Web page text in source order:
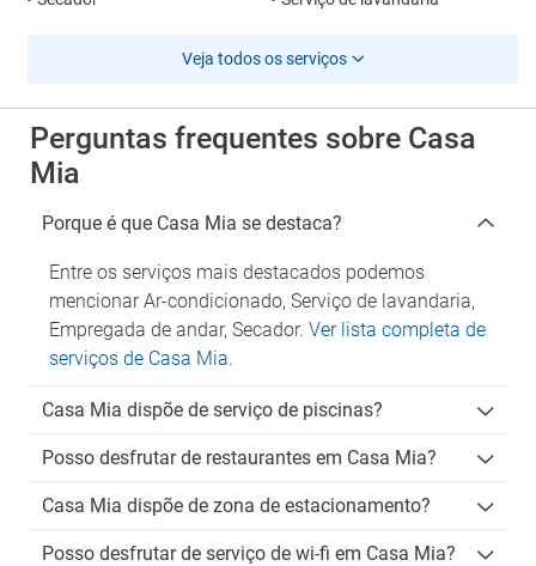
Veja todos os serviços
Perguntas frequentes sobre Casa
Mia
Porque é que Casa Mia se destaca?
Entre os serviços mais destacados podemos
mencionar Ar-condicionado, Serviço de lavandaria,
Empregada de andar, Secador. Ver lista completa de
serviços de Casa Mia.
Casa Mia dispõe de serviço de piscinas?
Posso desfrutar de restaurantes em Casa Mia?
Casa Mia dispõe de zona de estacionamento?
Posso desfrutar de serviço de wi-fi em Casa Mia?